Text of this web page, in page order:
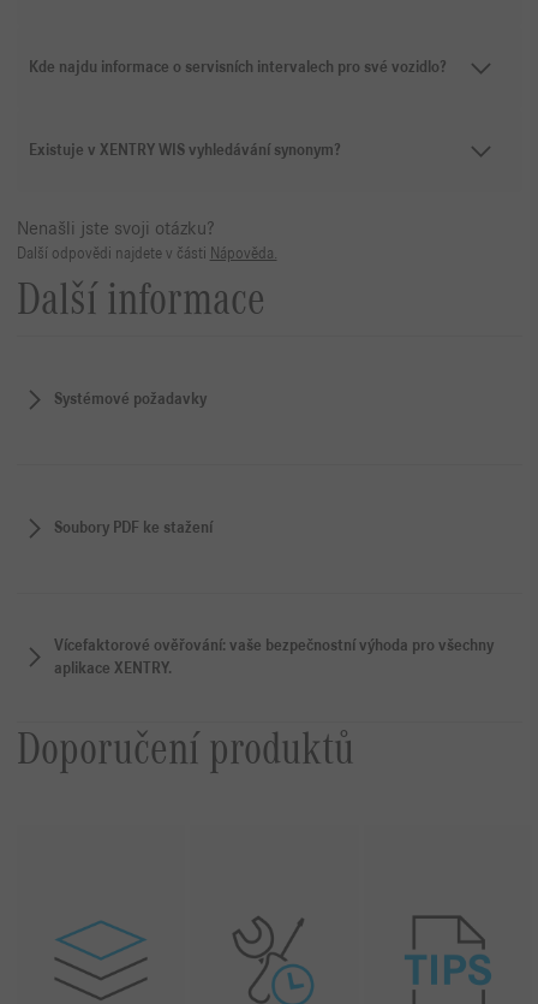
Kde najdu informace o servisních intervalech pro své vozidlo?
Existuje v XENTRY WIS vyhledávání synonym?
Nenašli jste svoji otázku?
Další odpovědi najdete v části Nápověda.
Další informace
Systémové požadavky
Soubory PDF ke stažení
Vícefaktorové ověřování: vaše bezpečnostní výhoda pro všechny
aplikace XENTRY.
Doporučení produktů